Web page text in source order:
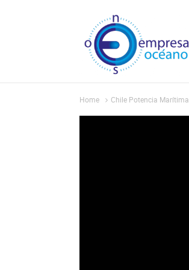
Home Chile Potencia Marítima